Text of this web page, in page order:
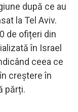
după ce au
la Tel Aviv.
de ofițeri din
în Israel
ceea ce
creștere în
părți.